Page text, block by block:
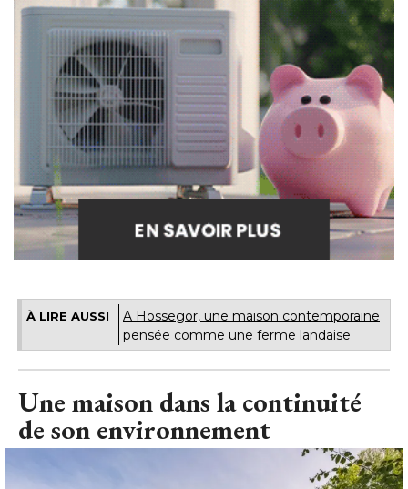
À LIRE AUSSI
A Hossegor, une maison contemporaine
pensée comme une ferme landaise
Une maison dans la continuité
de son environnement